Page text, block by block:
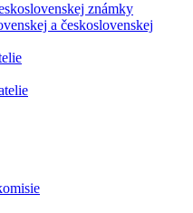
známky
a československej